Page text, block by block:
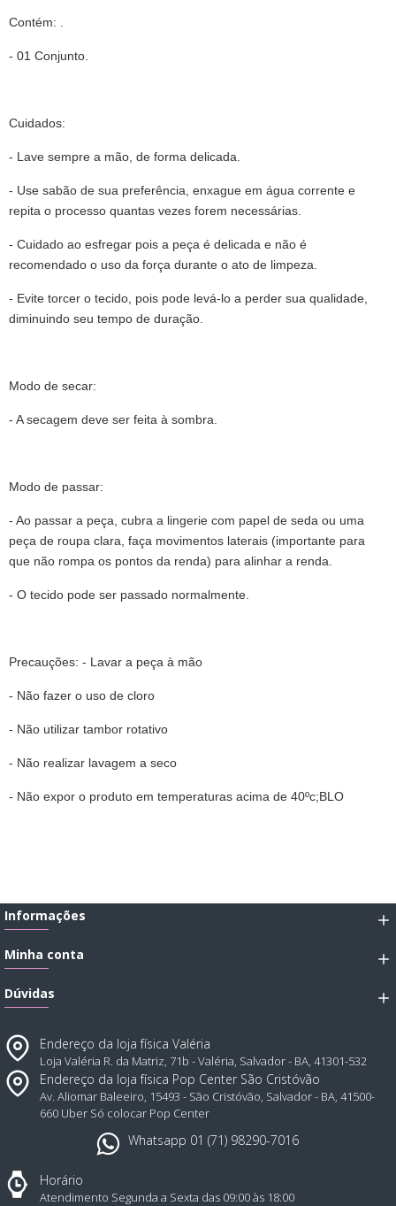
Contém: .
- 01 Conjunto.
Cuidados:
- Lave sempre a mão, de forma delicada.
- Use sabão de sua preferência, enxague em água corrente e
repita o processo quantas vezes forem necessárias.
- Cuidado ao esfregar pois a peça é delicada e não é
recomendado o uso da força durante o ato de limpeza.
- Evite torcer o tecido, pois pode levá-lo a perder sua qualidade,
diminuindo seu tempo de duração.
Modo de secar:
- A secagem deve ser feita à sombra.
Modo de passar:
- Ao passar a peça, cubra a lingerie com papel de seda ou uma
peça de roupa clara, faça movimentos laterais (importante para
que não rompa os pontos da renda) para alinhar a renda.
- O tecido pode ser passado normalmente.
Precauções: - Lavar a peça à mão
- Não fazer o uso de cloro
- Não utilizar tambor rotativo
- Não realizar lavagem a seco
- Não expor o produto em temperaturas acima de 40ºc;BLO
Informações
Minha conta
Dúvidas
Endereço da loja física Valéria
Loja Valéria R. da Matriz, 71b - Valéria, Salvador - BA, 41301-532
Endereço da loja física Pop Center São Cristóvão
Av. Aliomar Baleeiro, 15493 - São Cristóvão, Salvador - BA, 41500-
660 Uber Só colocar Pop Center
Whatsapp 01 (71) 98290-7016
Horário
Atendimento Segunda a Sexta das 09:00 às 18:00